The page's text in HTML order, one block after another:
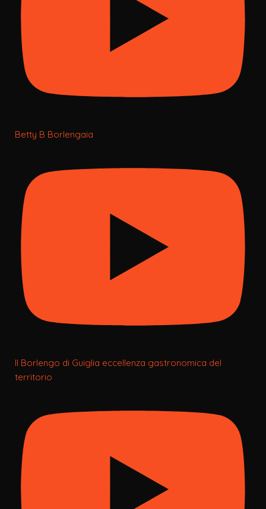
Betty B Borlengaia
Il Borlengo di Guiglia eccellenza gastronomica del
territorio